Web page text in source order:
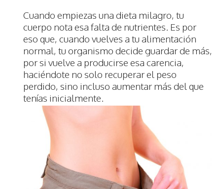
Cuando empiezas una dieta milagro, tu
cuerpo nota esa falta de nutrientes. Es por
eso que, cuando vuelves a tu alimentación
normal, tu organismo decide guardar de más,
por si vuelve a producirse esa carencia,
haciéndote no solo recuperar el peso
perdido, sino incluso aumentar más del que
tenías inicialmente.